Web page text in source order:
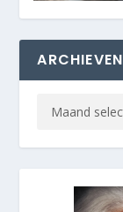
ARCHIEVEN